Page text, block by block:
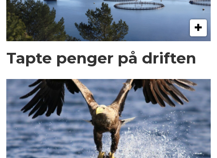
Tapte penger på driften